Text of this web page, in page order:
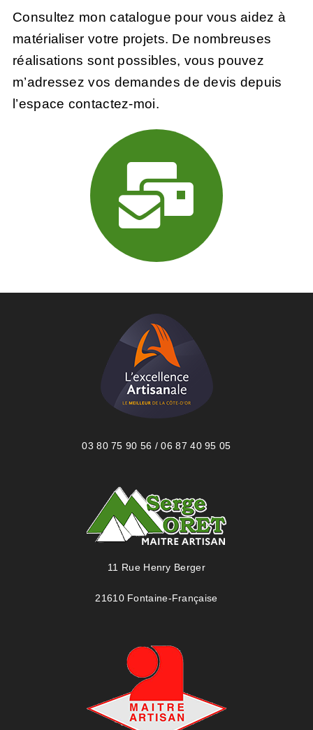
Consultez mon catalogue pour vous aidez à
matérialiser votre projets. De nombreuses
réalisations sont possibles, vous pouvez
m’adressez vos demandes de devis depuis
l’espace contactez-moi.
03 80 75 90 56 / 06 87 40 95 05
11 Rue Henry Berger
21610 Fontaine-Française